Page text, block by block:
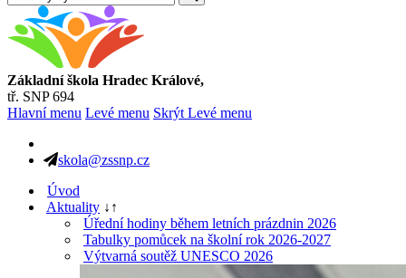
Základní škola Hradec Králové,
tř. SNP 694
Hlavní menu Levé menu Skrýt Levé menu
skola@zssnp.cz
Úvod
Aktuality ↓ ↑
Úřední hodiny během letních prázdnin 2026
Tabulky pomůcek na školní rok 2026-2027
Výtvarná soutěž UNESCO 2026